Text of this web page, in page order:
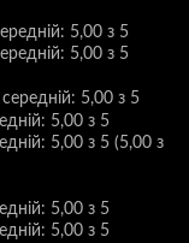
(5,00 з